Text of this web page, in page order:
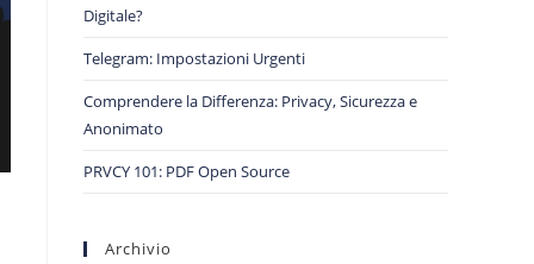
Digitale?
Telegram: Impostazioni Urgenti
Comprendere la Differenza: Privacy, Sicurezza e
Anonimato
PRVCY 101: PDF Open Source
Archivio